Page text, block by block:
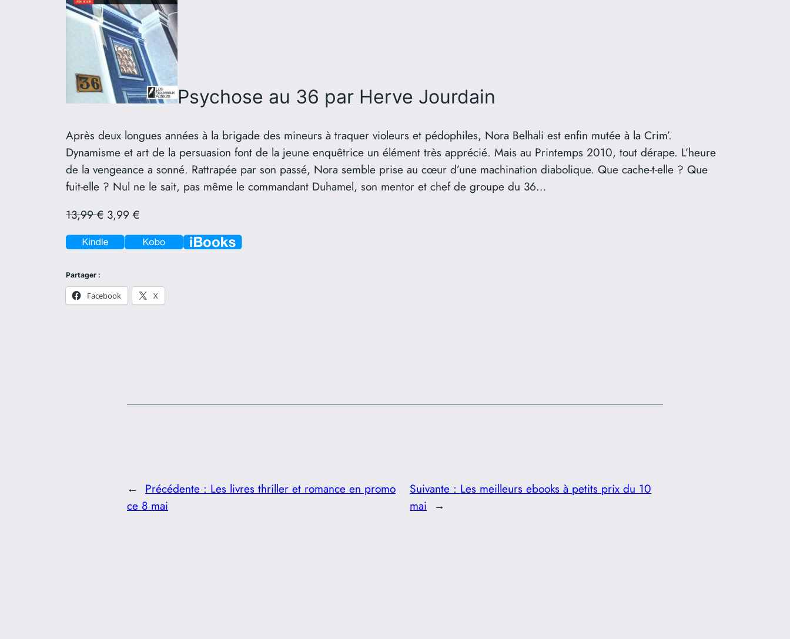
Psychose au 36 par Herve Jourdain
Après deux longues années à la brigade des mineurs à traquer violeurs et pédophiles, Nora Belhali est enfin mutée à la Crim’.
Dynamisme et art de la persuasion font de la jeune enquêtrice un élément très apprécié. Mais au Printemps 2010, tout dérape. L’heure
de la vengeance a sonné. Rattrapée par son passé, Nora semble prise au cœur d’une machination diabolique. Que cache-t-elle ? Que
fuit-elle ? Nul ne le sait, pas même le commandant Duhamel, son mentor et chef de groupe du 36…
13,99 € 3,99 €
Partager :
Facebook X
← Précédente : Les livres thriller et romance en promo
ce 8 mai
Suivante : Les meilleurs ebooks à petits prix du 10
mai →